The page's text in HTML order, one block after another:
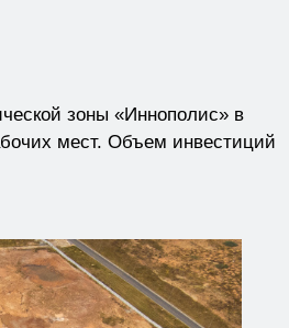
зоны «Иннополис» в
мест. Объем инвестиций